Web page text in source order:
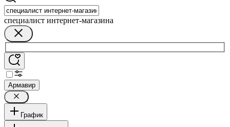
специалист интернет-магазина
Армавир
График